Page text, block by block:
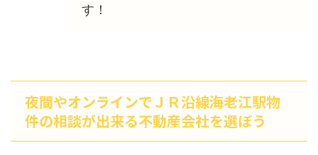
す！
夜間やオンラインでＪＲ沿線海老江駅物
件の相談が出来る不動産会社を選ぼう